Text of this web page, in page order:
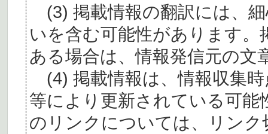
(3) 掲載情報の翻訳には、
いを含む可能性があります。
ある場合は、情報発信元の文
(4) 掲載情報は、情報収集
等により更新されている可
のリンクについては、リン